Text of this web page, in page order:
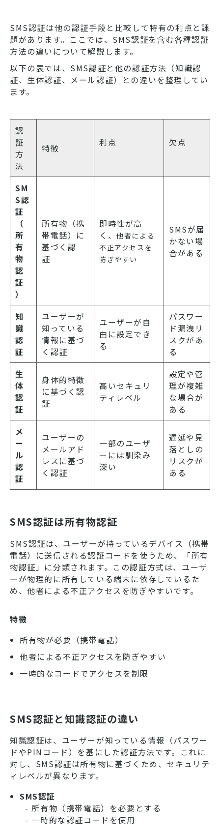
SMS認証は他の認証手段と比較して特有の利点と課
題があります。ここでは、SMS認証を含む各種認証
方法の違いについて解説します。
以下の表では、SMS認証と他の認証方法（知識認
証、生体認証、メール認証）との違いを整理してい
ます。
認
証
方
法
特徴 利点 欠点
SM
S認
証
（
所
有
物
認
証
）
所有物（携
帯電話）に
基づく認
証
即時性が高
く、他者による
不正アクセスを
防ぎやすい
SMSが届
かない場
合がある
知
識
認
証
ユーザーが
知っている
情報に基づ
く認証
ユーザーが自
由に設定でき
る
パスワー
ド漏洩リ
スクがあ
る
生
体
認
証
身体的特徴
に基づく認
証
高いセキュリ
ティレベル
設定や管
理が複雑
な場合が
ある
メ
ー
ル
認
証
ユーザーの
メールアド
レスに基づ
く認証
一部のユーザ
ーには馴染み
深い
遅延や見
落としの
リスクが
ある
SMS認証は所有物認証
SMS認証は、ユーザーが持っているデバイス（携帯
電話）に送信される認証コードを使うため、「所有
物認証」に分類されます。この認証方式は、ユーザ
ーが物理的に所有している端末に依存しているた
め、他者による不正アクセスを防ぎやすいです。
特徴
所有物が必要（携帯電話）
他者による不正アクセスを防ぎやすい
一時的なコードでアクセスを制限
SMS認証と知識認証の違い
知識認証は、ユーザーが知っている情報（パスワー
ドやPINコード）を基にした認証方法です。これに
対し、SMS認証は所有物に基づくため、セキュリテ
ィレベルが異なります。
SMS認証
- 所有物（携帯電話）を必要とする
- 一時的な認証コードを使用